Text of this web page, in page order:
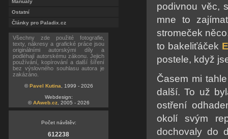
Manuály
Ostatní
Články pro Paladix.cz
Všechny zde použité fotografie,
texty, nákresy a grafické práce jsou
originálními autorskými díly a
podléhají autorskému zákonu. Jejich
používání, kopírování a další šíření
bez výslovného souhlasu autora je
zakázáno.
©Pavel Kutina , 1999 - 2026
Webdesign:
©AAweb.cz, 2005 - 2026
Počet návštěv:
612238
podivnou věc,
mne to
stromeček
to bakeliťáček
postele, když
Časem mi
další. To už
ostření
okolí svým
dochovaly do